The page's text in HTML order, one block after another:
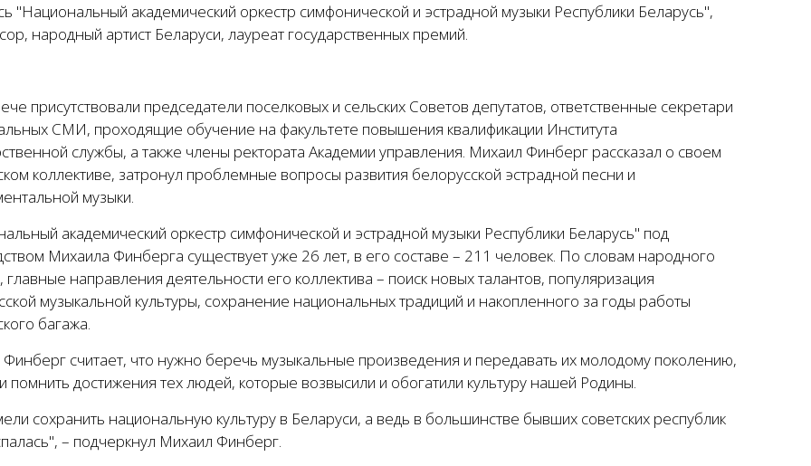
"Национальный академический оркестр симфонической и эстрадной музыки Республики Беларусь",
народный артист Беларуси, лауреат государственных премий.
присутствовали председатели поселковых и сельских Советов депутатов, ответственные секретари
СМИ, проходящие обучение на факультете повышения квалификации Института
службы, а также члены ректората Академии управления. Михаил Финберг рассказал о своем
коллективе, затронул проблемные вопросы развития белорусской эстрадной песни и
музыки.
академический оркестр симфонической и эстрадной музыки Республики Беларусь" под
Михаила Финберга существует уже 26 лет, в его составе – 211 человек. По словам народного
главные направления деятельности его коллектива – поиск новых талантов, популяризация
музыкальной культуры, сохранение национальных традиций и накопленного за годы работы
багажа.
считает, что нужно беречь музыкальные произведения и передавать их молодому поколению,
помнить достижения тех людей, которые возвысили и обогатили культуру нашей Родины.
сохранить национальную культуру в Беларуси, а ведь в большинстве бывших советских республик
– подчеркнул Михаил Финберг.